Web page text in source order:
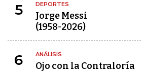
5 DEPORTES
Jorge Messi
(1958-2026)
6 ANÁLISIS
Ojo con la Contraloría